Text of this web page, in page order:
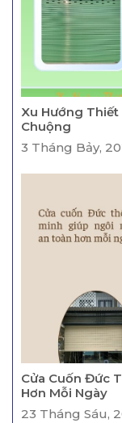
Xu Hướng Thiết
Chuộng
3 Tháng Bảy,
Cửa Cuốn Đức
Hơn Mỗi Ngày
23 Tháng Sáu,